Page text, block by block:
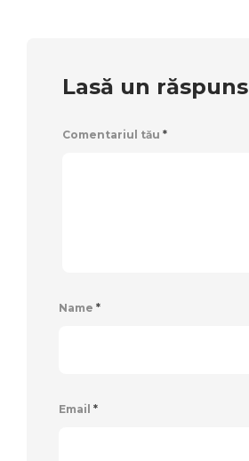
Lasă un răspuns
Comentariul tău *
Name *
Email *